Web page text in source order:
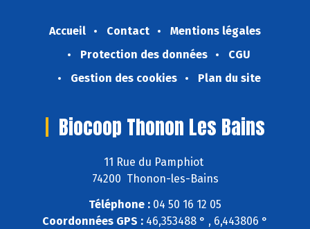
Accueil Contact
Mentions légales
Protection des données
CGU
Gestion des cookies
Plan du site
Biocoop Thonon Les Bains
11 Rue du Pamphiot
74200 Thonon-les-Bains
Téléphone : 04 50 16 12 05
Coordonnées GPS : 46,353488 ° , 6,443806 °